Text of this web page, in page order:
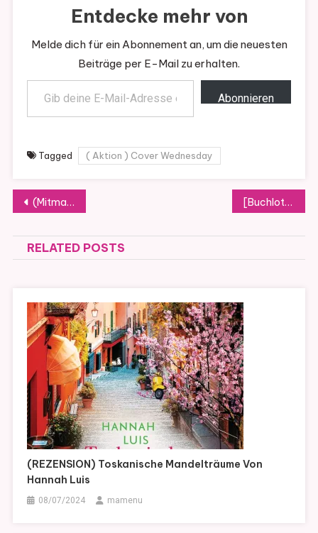
Entdecke mehr von
Melde dich für ein Abonnement an, um die neuesten
Beiträge per E-Mail zu erhalten.
Gib deine E-Mail-Adresse ein ...
Abonnieren
Tagged ( Aktion ) Cover Wednesday
Beitragsnavigation
(Mitmach-Aktion) Kurzgeschichten zum Ausfüllen [Buchlotto 2026] Überraschung aus dem SuB – 2/12
RELATED POSTS
(REZENSION) Toskanische Mandelträume Von
Hannah Luis
08/07/2024 mamenu